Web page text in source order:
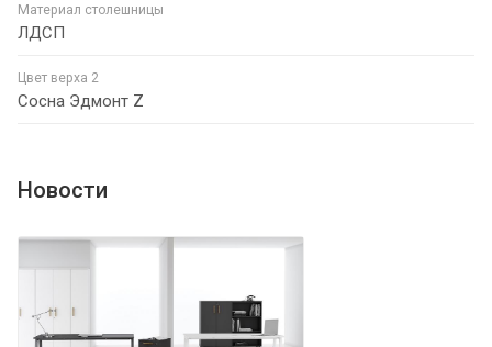
Материал столешницы
ЛДСП
Цвет верха 2
Сосна Эдмонт Z
Новости